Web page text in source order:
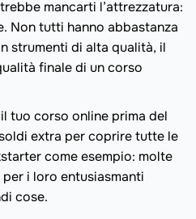
mancarti l’attrezzatura:
Non tutti hanno abbastanza
strumenti di alta qualità, il
finale di un corso
tuo corso online prima del
extra per coprire tutte le
come esempio: molte
i loro entusiasmanti
cose.